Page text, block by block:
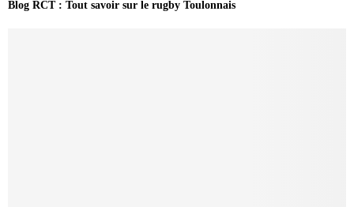
Blog RCT : Tout savoir sur le rugby Toulonnais